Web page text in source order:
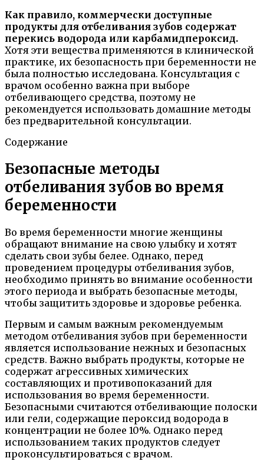
Как правило, коммерчески доступные
продукты для отбеливания зубов содержат
перекись водорода или карбамидпероксид.
Хотя эти вещества применяются в клинической
практике, их безопасность при беременности не
была полностью исследована. Консультация с
врачом особенно важна при выборе
отбеливающего средства, поэтому не
рекомендуется использовать домашние методы
без предварительной консультации.
Содержание
Безопасные методы
отбеливания зубов во время
беременности
Во время беременности многие женщины
обращают внимание на свою улыбку и хотят
сделать свои зубы белее. Однако, перед
проведением процедуры отбеливания зубов,
необходимо принять во внимание особенности
этого периода и выбрать безопасные методы,
чтобы защитить здоровье и здоровье ребенка.
Первым и самым важным рекомендуемым
методом отбеливания зубов при беременности
является использование нежных и безопасных
средств. Важно выбрать продукты, которые не
содержат агрессивных химических
составляющих и противопоказаний для
использования во время беременности.
Безопасными считаются отбеливающие полоски
или гели, содержащие пероксид водорода в
концентрации не более 10%. Однако перед
использованием таких продуктов следует
проконсультироваться с врачом.